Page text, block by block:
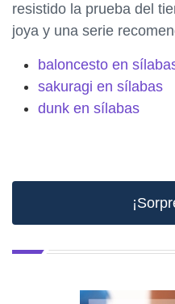
resistido la prueba del
joya y una serie
baloncesto en
sakuragi en sílabas
dunk en sílabas